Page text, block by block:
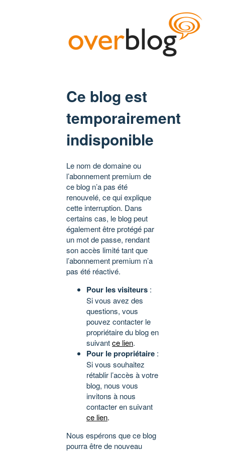
Ce blog est
temporairement
indisponible
Le nom de domaine ou
l’abonnement premium de
ce blog n’a pas été
renouvelé, ce qui explique
cette interruption. Dans
certains cas, le blog peut
également être protégé par
un mot de passe, rendant
son accès limité tant que
l’abonnement premium n’a
pas été réactivé.
Pour les visiteurs :
Si vous avez des
questions, vous
pouvez contacter le
propriétaire du blog en
suivantce lien.
Pour le propriétaire :
Si vous souhaitez
rétablir l’accès à votre
blog, nous vous
invitons à nous
contacter en suivant
ce lien.
Nous espérons que ce blog
pourra être de nouveau